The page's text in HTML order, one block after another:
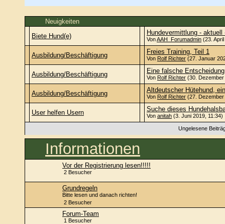
Neuigkeiten
Biete Hund(e)
Hundevermittlung - aktuell
VonAAH_Forumadmin (23.
Ausbildung/Beschäftigung Freies Training, Teil 1
Von Rolf Richter (27. Januar
Ausbildung/Beschäftigung Eine falsche Entscheidung
Von Rolf Richter (30.
Ausbildung/Beschäftigung Altdeutscher Hütehund,
Von Rolf Richter (27. Dezember
User helfen Usern Suche dieses
Von anitah (3. Juni 2019, 11:34)
Ungelesene
Informationen
Vor der Registrierung lesen!!!!!
2 Besucher
Grundregeln
Bitte lesen und danach richten!
2 Besucher
Forum-Team
1 Besucher